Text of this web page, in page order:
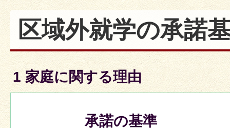
区域外就学の承諾
1 家庭に関する理由
承諾の基準